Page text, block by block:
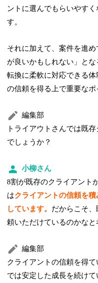
ントに選んでもらいやす
す。
それに加えて、案件を進
が良いかもしれない」と
転換に柔軟に対応できる
の信頼を得る上で重要なポ
編集部
トライアウトさんでは既
でしょうか？
小柳さん
8割が既存のクライアント
はクライアントの信頼を
しています。 だからこそ
頼いただけているのかなと
編集部
クライアントの信頼を得
では安定した成長を続けて